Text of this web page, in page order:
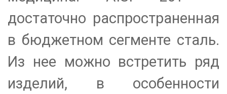
достаточно распространенная
в бюджетном сегменте сталь.
Из нее можно встретить ряд
изделий, в особенности